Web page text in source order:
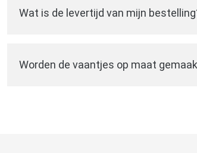
Wat is de levertijd van mijn
twee weken na het plaatsen van de
Worden de vaantjes op maat